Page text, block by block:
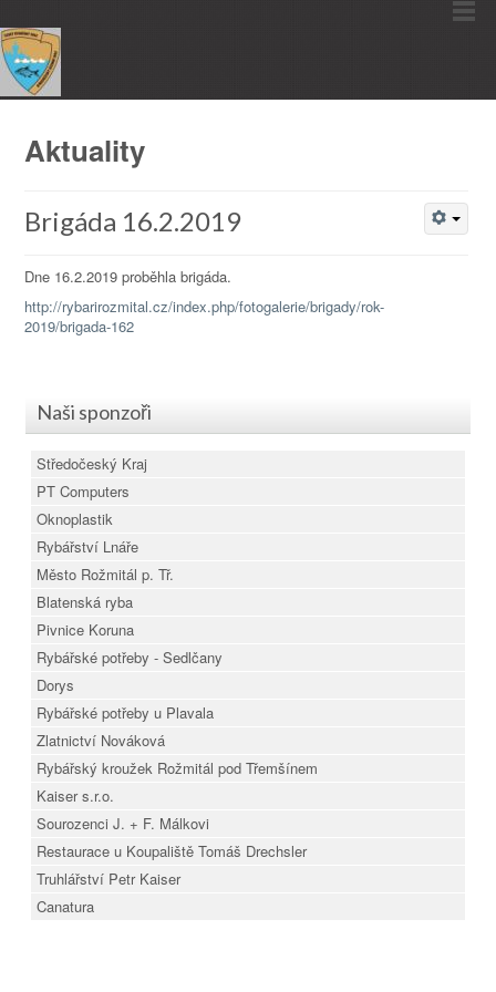
Aktuality
Brigáda 16.2.2019
Dne 16.2.2019 proběhla brigáda.
http://rybarirozmital.cz/index.php/fotogalerie/brigady/rok-
2019/brigada-162
Naši sponzoři
Středočeský Kraj
PT Computers
Oknoplastik
Rybářství Lnáře
Město Rožmitál p. Tř.
Blatenská ryba
Pivnice Koruna
Rybářské potřeby - Sedlčany
Dorys
Rybářské potřeby u Plavala
Zlatnictví Nováková
Rybářský kroužek Rožmitál pod Třemšínem
Kaiser s.r.o.
Sourozenci J. + F. Málkovi
Restaurace u Koupaliště Tomáš Drechsler
Truhlářství Petr Kaiser
Canatura